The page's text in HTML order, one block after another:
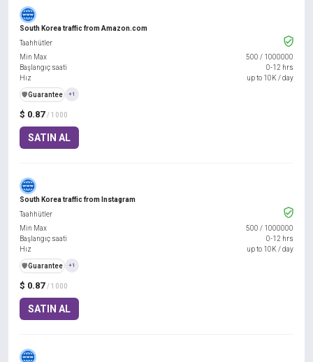
South Korea traffic from Amazon.com
$ 0.87 / 1000
SATIN AL
Taahhütler
Min Max
500 / 1000000
Başlangıç saati
0-12 hrs
Hız
up to 10K / day
️🛡️Guarantee +1
South Korea traffic from Instagram
$ 0.87 / 1000
SATIN AL
Taahhütler
Min Max
500 / 1000000
Başlangıç saati
0-12 hrs
Hız
up to 10K / day
️🛡️Guarantee +1